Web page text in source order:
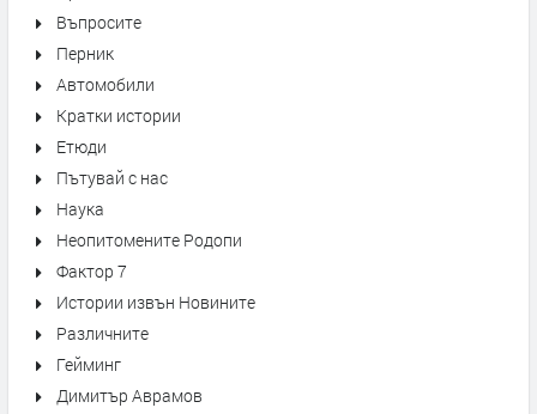
Въпросите
Перник
Автомобили
Кратки истории
Етюди
Пътувай с нас
Наука
Неопитомените Родопи
Фактор 7
Истории извън Новините
Различните
Гейминг
Димитър Аврамов